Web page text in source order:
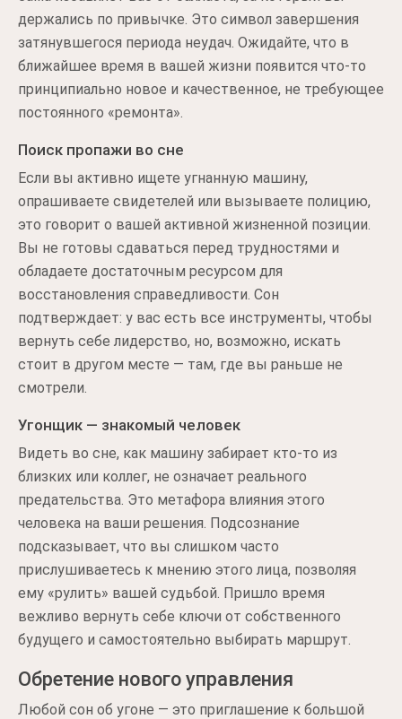
держались по привычке. Это символ завершения
затянувшегося периода неудач. Ожидайте, что в
ближайшее время в вашей жизни появится что-то
принципиально новое и качественное, не требующее
постоянного «ремонта».
Поиск пропажи во сне
Если вы активно ищете угнанную машину,
опрашиваете свидетелей или вызываете полицию,
это говорит о вашей активной жизненной позиции.
Вы не готовы сдаваться перед трудностями и
обладаете достаточным ресурсом для
восстановления справедливости. Сон
подтверждает: у вас есть все инструменты, чтобы
вернуть себе лидерство, но, возможно, искать
стоит в другом месте — там, где вы раньше не
смотрели.
Угонщик — знакомый человек
Видеть во сне, как машину забирает кто-то из
близких или коллег, не означает реального
предательства. Это метафора влияния этого
человека на ваши решения. Подсознание
подсказывает, что вы слишком часто
прислушиваетесь к мнению этого лица, позволяя
ему «рулить» вашей судьбой. Пришло время
вежливо вернуть себе ключи от собственного
будущего и самостоятельно выбирать маршрут.
Обретение нового управления
Любой сон об угоне — это приглашение к большой